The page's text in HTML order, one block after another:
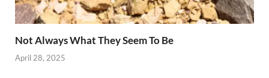
Not Always What They Seem To Be
April 28, 2025